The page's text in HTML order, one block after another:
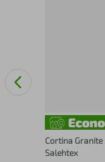
Cortina Granite
Salehtex